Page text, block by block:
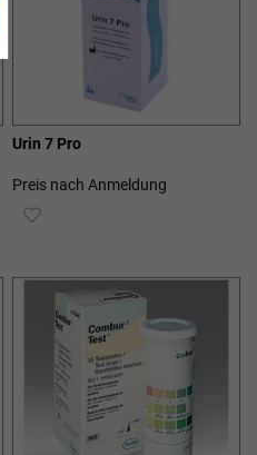
Urin 7 Pro
Preis nach Anmeldung
ZUR
HINZUFÜGEN